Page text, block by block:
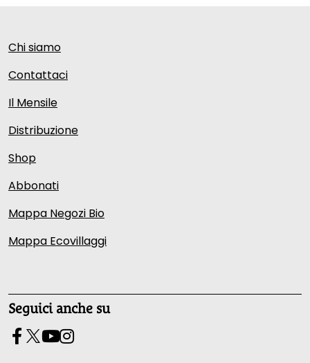
Chi siamo
Contattaci
Il Mensile
Distribuzione
Shop
Abbonati
Mappa Negozi Bio
Mappa Ecovillaggi
Seguici anche su